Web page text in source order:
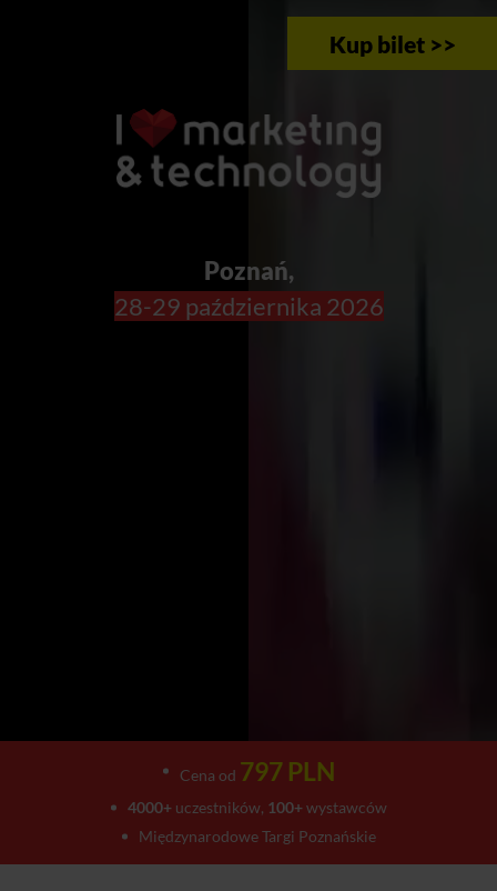
Kup bilet >>
Poznań,
28-29 października 2026
Cena od 797 PLN
4000+uczestników, 100+wystawców
Międzynarodowe Targi Poznańskie